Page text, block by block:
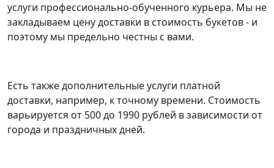
услуги профессионально-обученного курьера. Мы не
закладываем цену доставки в стоимость букетов - и
поэтому мы предельно честны с вами.
Есть также дополнительные услуги платной
доставки, например, к точному времени. Стоимость
варьируется от 500 до 1990 рублей в зависимости от
города и праздничных дней.